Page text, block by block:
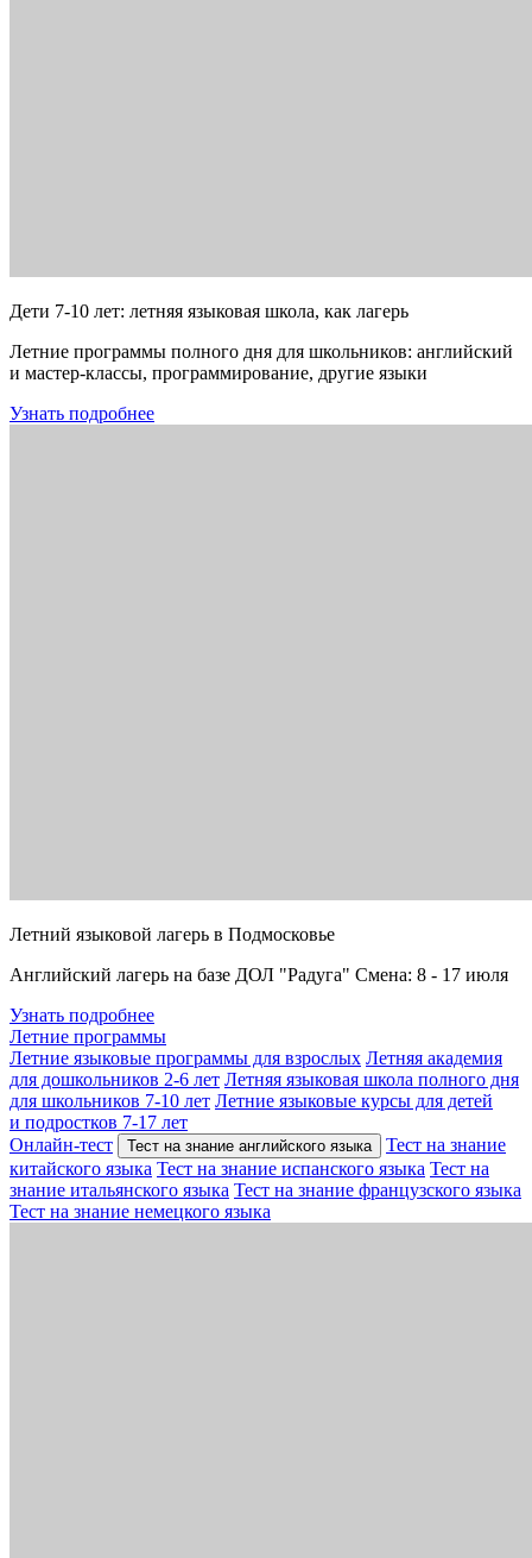
Дети 7-10 лет: летняя языковая школа, как лагерь
Летние программы полного дня для школьников: английский
и мастер-классы, программирование, другие языки
Узнать подробнее
Летний языковой лагерь в Подмосковье
Английский лагерь на базе ДОЛ "Радуга" Смена: 8 - 17 июля
Узнать подробнее
Летние программы
Летние языковые программы для взрослых Летняя академия
для дошкольников 2-6 лет Летняя языковая школа полного дня
для школьников 7-10 лет Летние языковые курсы для детей
и подростков 7-17 лет
Онлайн-тест
Тест на знание английского языка
Тест на знание
китайского языка Тест на знание испанского языка Тест на
знание итальянского языка Тест на знание французского языка
Тест на знание немецкого языка